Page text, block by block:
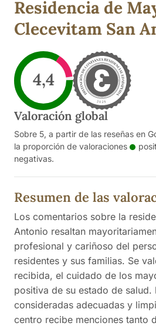
Residencia de
Clecevitam San
4,4
Valoración global
Sobre 5, a partir de las reseñas en
la proporción de valoraciones
negativas.
Resumen de las
Los comentarios sobre la
Antonio resaltan
profesional y cariñoso del
residentes y sus familias. Se
recibida, el cuidado de los
positiva de su estado de salud.
consideradas adecuadas y
centro recibe menciones tanto